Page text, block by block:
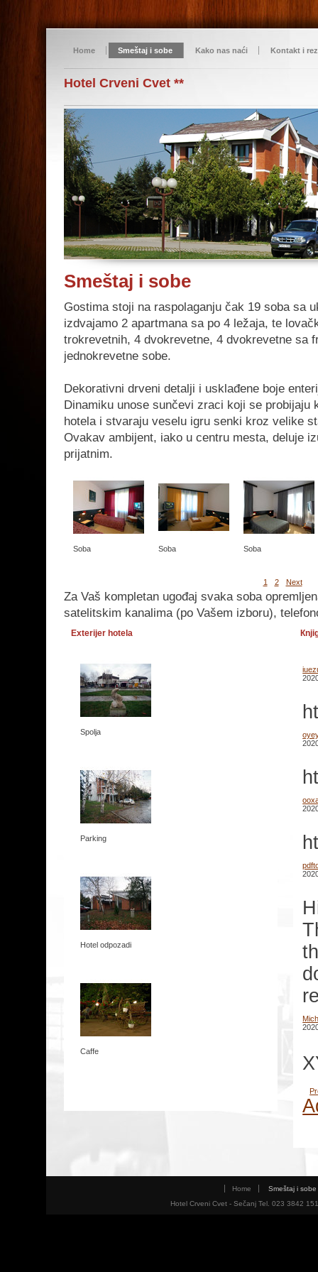
Home Smeštaj i sobe Kako nas naći Kontakt i
Hotel Crveni Cvet **
Smeštaj i sobe
Gostima stoji na raspolaganju čak 19 soba sa
izdvajamo 2 apartmana sa po 4 ležaja, te
trokrevetnih, 4 dvokrevetne, 4 dvokrevetne sa
jednokrevetne sobe.
Dekorativni drveni detalji i usklađene boje
Dinamiku unose sunčevi zraci koji se probijaju
hotela i stvaraju veselu igru senki kroz velike
Ovakav ambijent, iako u centru mesta, deluje
prijatnim.
Soba Soba Soba
1 2 Next
Za Vaš kompletan ugođaj svaka soba
satelitskim kanalima (po Vašem izboru),
Exterijer hotela
Spolja
Parking
Hotel odpozadi
Caffe
Home
Smeštaj i sobe
Hotel Crveni Cvet - Sečanj Tel. 023 3842